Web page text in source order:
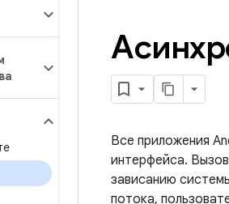
Все приложения
интерфейса.
зависанию
потока,